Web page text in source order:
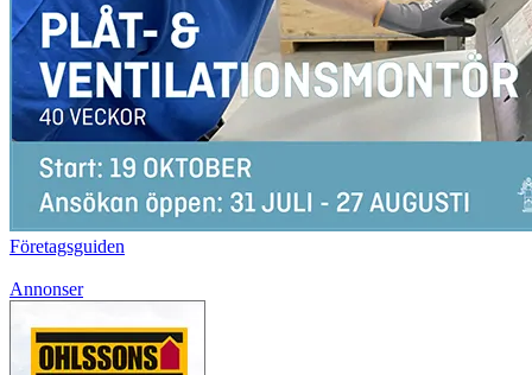
Företagsguiden
Annonser